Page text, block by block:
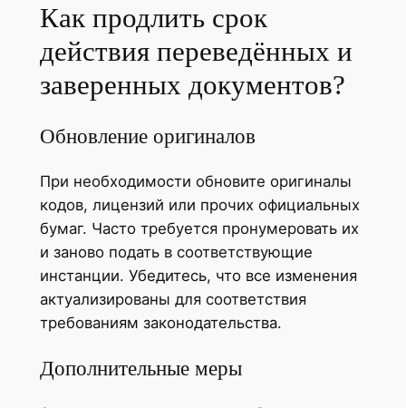
Как продлить срок
действия переведённых и
заверенных документов?
Обновление оригиналов
При необходимости обновите оригиналы
кодов, лицензий или прочих официальных
бумаг. Часто требуется пронумеровать их
и заново подать в соответствующие
инстанции. Убедитесь, что все изменения
актуализированы для соответствия
требованиям законодательства.
Дополнительные меры